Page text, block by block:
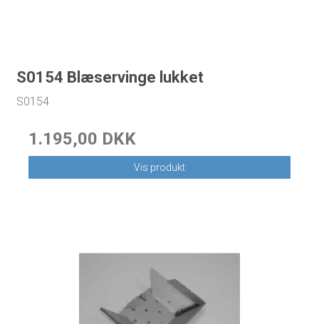
S0154 Blæservinge lukket
S0154
1.195,00 DKK
Vis produkt